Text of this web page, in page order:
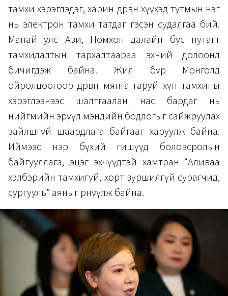
тамхи хэрэглэдэг, харин дөрвөн хүүхэд тутмын нэг
нь электрон тамхи татдаг гэсэн судалгаа бий.
Манай улс Ази, Номхон далайн бүс нутагт
тамхидалтын тархалтаараа эхний долоонд
бичигдэж байна. Жил бүр Монголд
ойролцоогоор дөрвөн мянга гаруй хүн тамхины
хэрэглээнээс шалтгаалан нас бардаг нь
нийгмийн эрүүл мэндийн бодлогыг сайжруулах
зайлшгүй шаардлага байгааг харуулж байна.
Иймээс нэр бүхий гишүүд боловсролын
байгууллага, эцэг эхчүүдтэй хамтран “Аливаа
хэлбэрийн тамхигүй, хорт зуршилгүй сурагчид,
сургууль” аяныг өрнүүлж байна.